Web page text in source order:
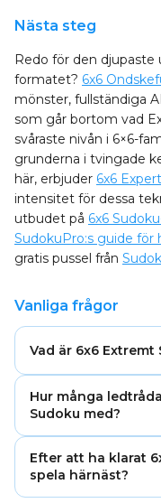
Nästa steg
Redo för den
formatet? 6x6
mönster, fullständiga
som går bortom vad
svåraste nivån i 6×6-
grunderna i tvingade
här, erbjuder 6x6
intensitet för dessa
utbudet på 6x6
SudokuPro:s guide för
gratis pussel från
Vanliga frågor
Vad är 6x6 Extremt
svårighetsnivån i
10 förifyllda
— systematiska
logiska grenar över
Hur många
Sudoku med?
10 förifyllda
cellerna tomma.
Efter att ha klarat
spela härnäst?